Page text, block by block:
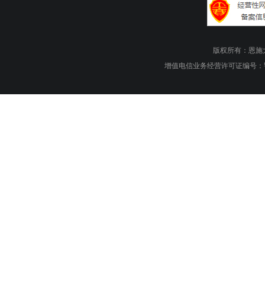
版权所有：恩施
增值电信业务经营许可证编号：